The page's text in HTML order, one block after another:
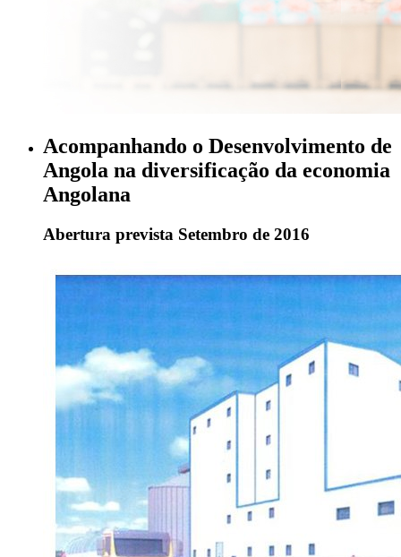
Acompanhando o Desenvolvimento de
Angola na diversificação da economia
Angolana
Abertura prevista Setembro de 2016